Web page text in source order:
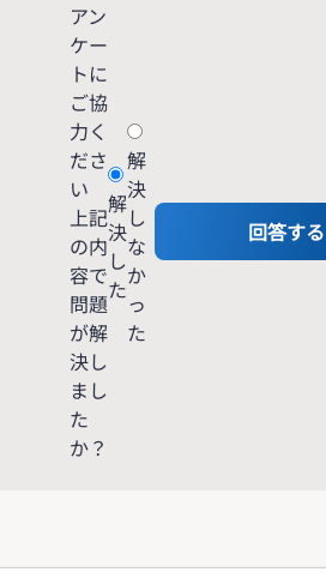
アン
ケー
トに
ご協
力く
ださ
い
上記
の内
容で
問題
が解
決し
まし
た
か？
解
決
し
た
解
決
し
な
か
っ
た
回答する